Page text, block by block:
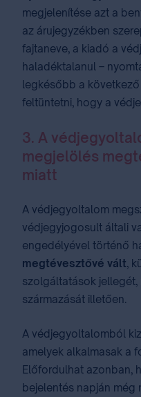
megjelenítése azt a
az árujegyzékben
fajtaneve, a kiadó a
haladéktalanul –
legkésőbb a
feltüntetni, hogy a
3. A
megjelölés
miatt
A védjegyoltalom
védjegyjogosult általi
engedélyével történő
megtévesztővé vált,
szolgáltatások
származását illetően.
A védjegyoltalomból
amelyek alkalmasak a
Előfordulhat azonban,
bejelentés napján még